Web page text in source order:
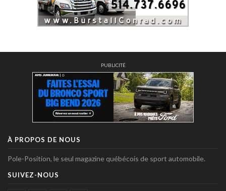
PUBLICITÉ
À PROPOS DE NOUS
Pole-Position, le seul magazine québécois de sport automobile.
SUIVEZ-NOUS